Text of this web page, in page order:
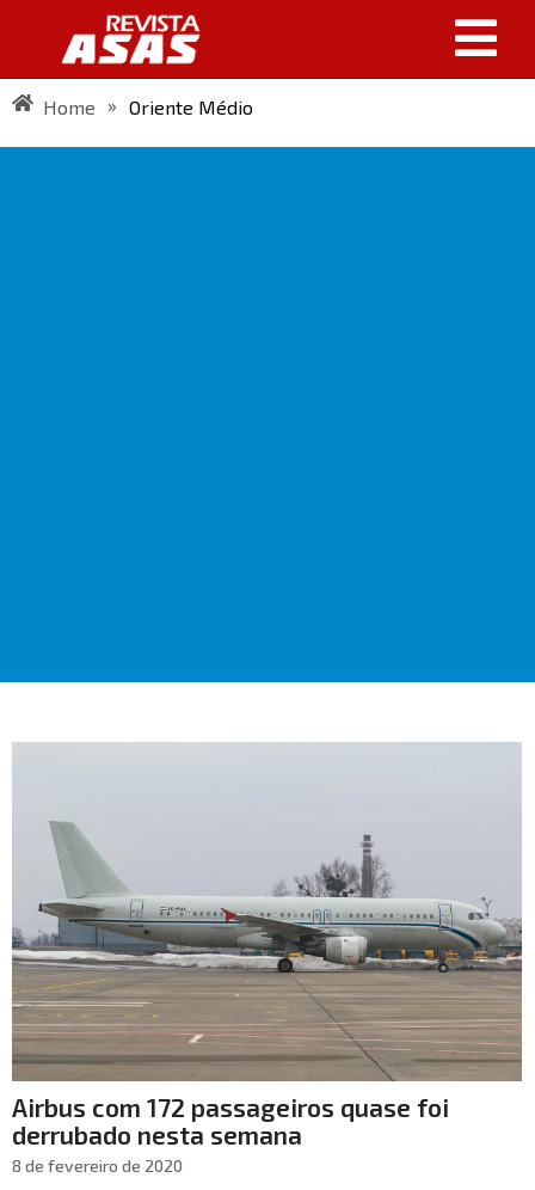
Home » Oriente Médio
Airbus com 172 passageiros quase foi
derrubado nesta semana
8 de fevereiro de 2020